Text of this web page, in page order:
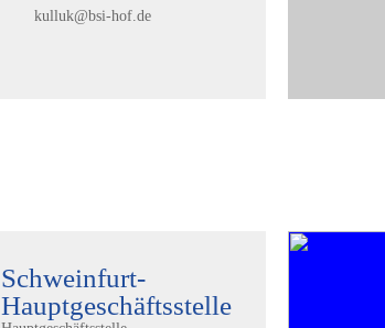
kulluk@bsi-hof.de
Schweinfurt-
Hauptgeschäftsstelle